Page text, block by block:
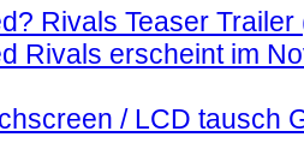
Rivals Teaser Trailer
Rivals erscheint im
/ LCD tausch